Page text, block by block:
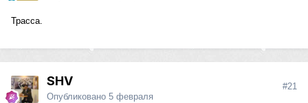
Трасса.
SHV
Опубликовано 5 февраля
#21